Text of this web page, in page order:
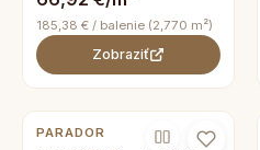
185,38 € / balenie (2,770 m²)
Zobraziť
PARADOR